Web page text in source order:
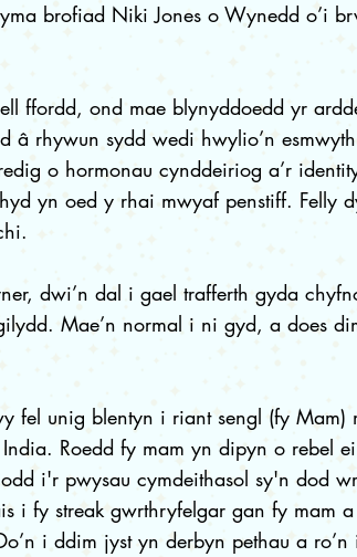
brofiad Niki Jones o Wynedd o’i
ffordd, ond mae blynyddoedd yr
rhywun sydd wedi hwylio’n
o hormonau cynddeiriog a’r
yn oed y rhai mwyaf penstiff. Felly
dwi’n dal i gael trafferth gyda
Mae’n normal i ni gyd, a does
fel unig blentyn i riant sengl (fy Mam)
Roedd fy mam yn dipyn o rebel
i'r pwysau cymdeithasol sy'n dod
i fy streak gwrthryfelgar gan fy mam
i ddim jyst yn derbyn pethau a ro’n